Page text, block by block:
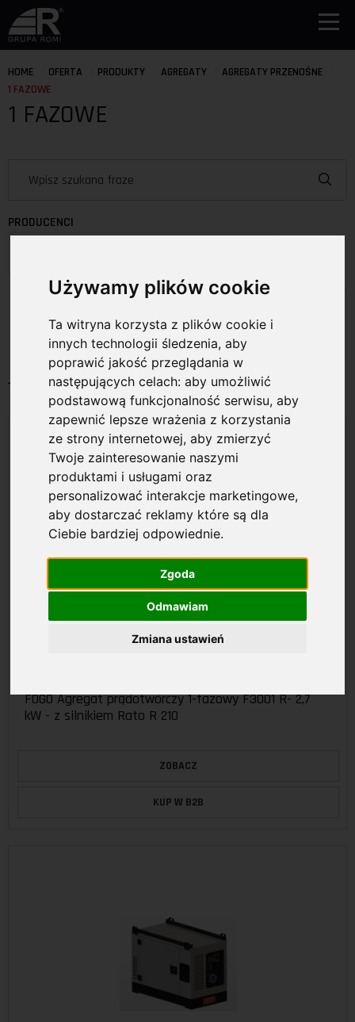
Używamy plików cookie
Ta witryna korzysta z plików cookie i
innych technologii śledzenia, aby
poprawić jakość przeglądania w
następujących celach:aby umożliwić
podstawową funkcjonalność serwisu,aby
zapewnić lepsze wrażenia z korzystania
ze strony internetowej,aby zmierzyć
Twoje zainteresowanie naszymi
produktami i usługami oraz
personalizować interakcje marketingowe,
aby dostarczać reklamy które są dla
Ciebie bardziej odpowiednie.
Zgoda
Odmawiam
Zmiana ustawień
HOME OFERTA PRODUKTY AGREGATY
AGREGATY PRZENOŚNE
1 FAZOWE
1 FAZOWE
PRODUCENCI
Pokaż na stronie: 15 75
1 fazowe
FOGO Agregat prądotwórczy 1-fazowy F3001 R- 2,7
kW - z silnikiem Rato R 210
ZOBACZ
KUP W B2B